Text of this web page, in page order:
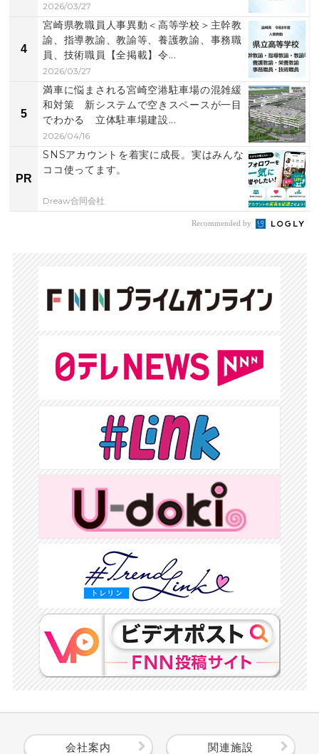
2026/03/27
4
宮崎県教職員人事異動＜高等学校＞主幹教
諭、指導教諭、教諭等、養護教諭、事務職
員、技術職員【全掲載】令...
2026/03/27
5
満車に悩まされる宮崎空港駐車場の混雑緩
和対策 新システムで空きスペースが一目
でわかる 立体駐車場建設...
2026/04/16
PR
SNSアカウントを着実に成長。実はみんな
ココ使ってます。
Dreaw合同会社
Recommended by
会社案内 関連施設